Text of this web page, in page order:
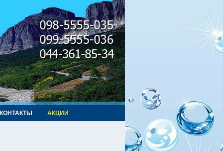
КОНТАКТЫ АКЦИИ